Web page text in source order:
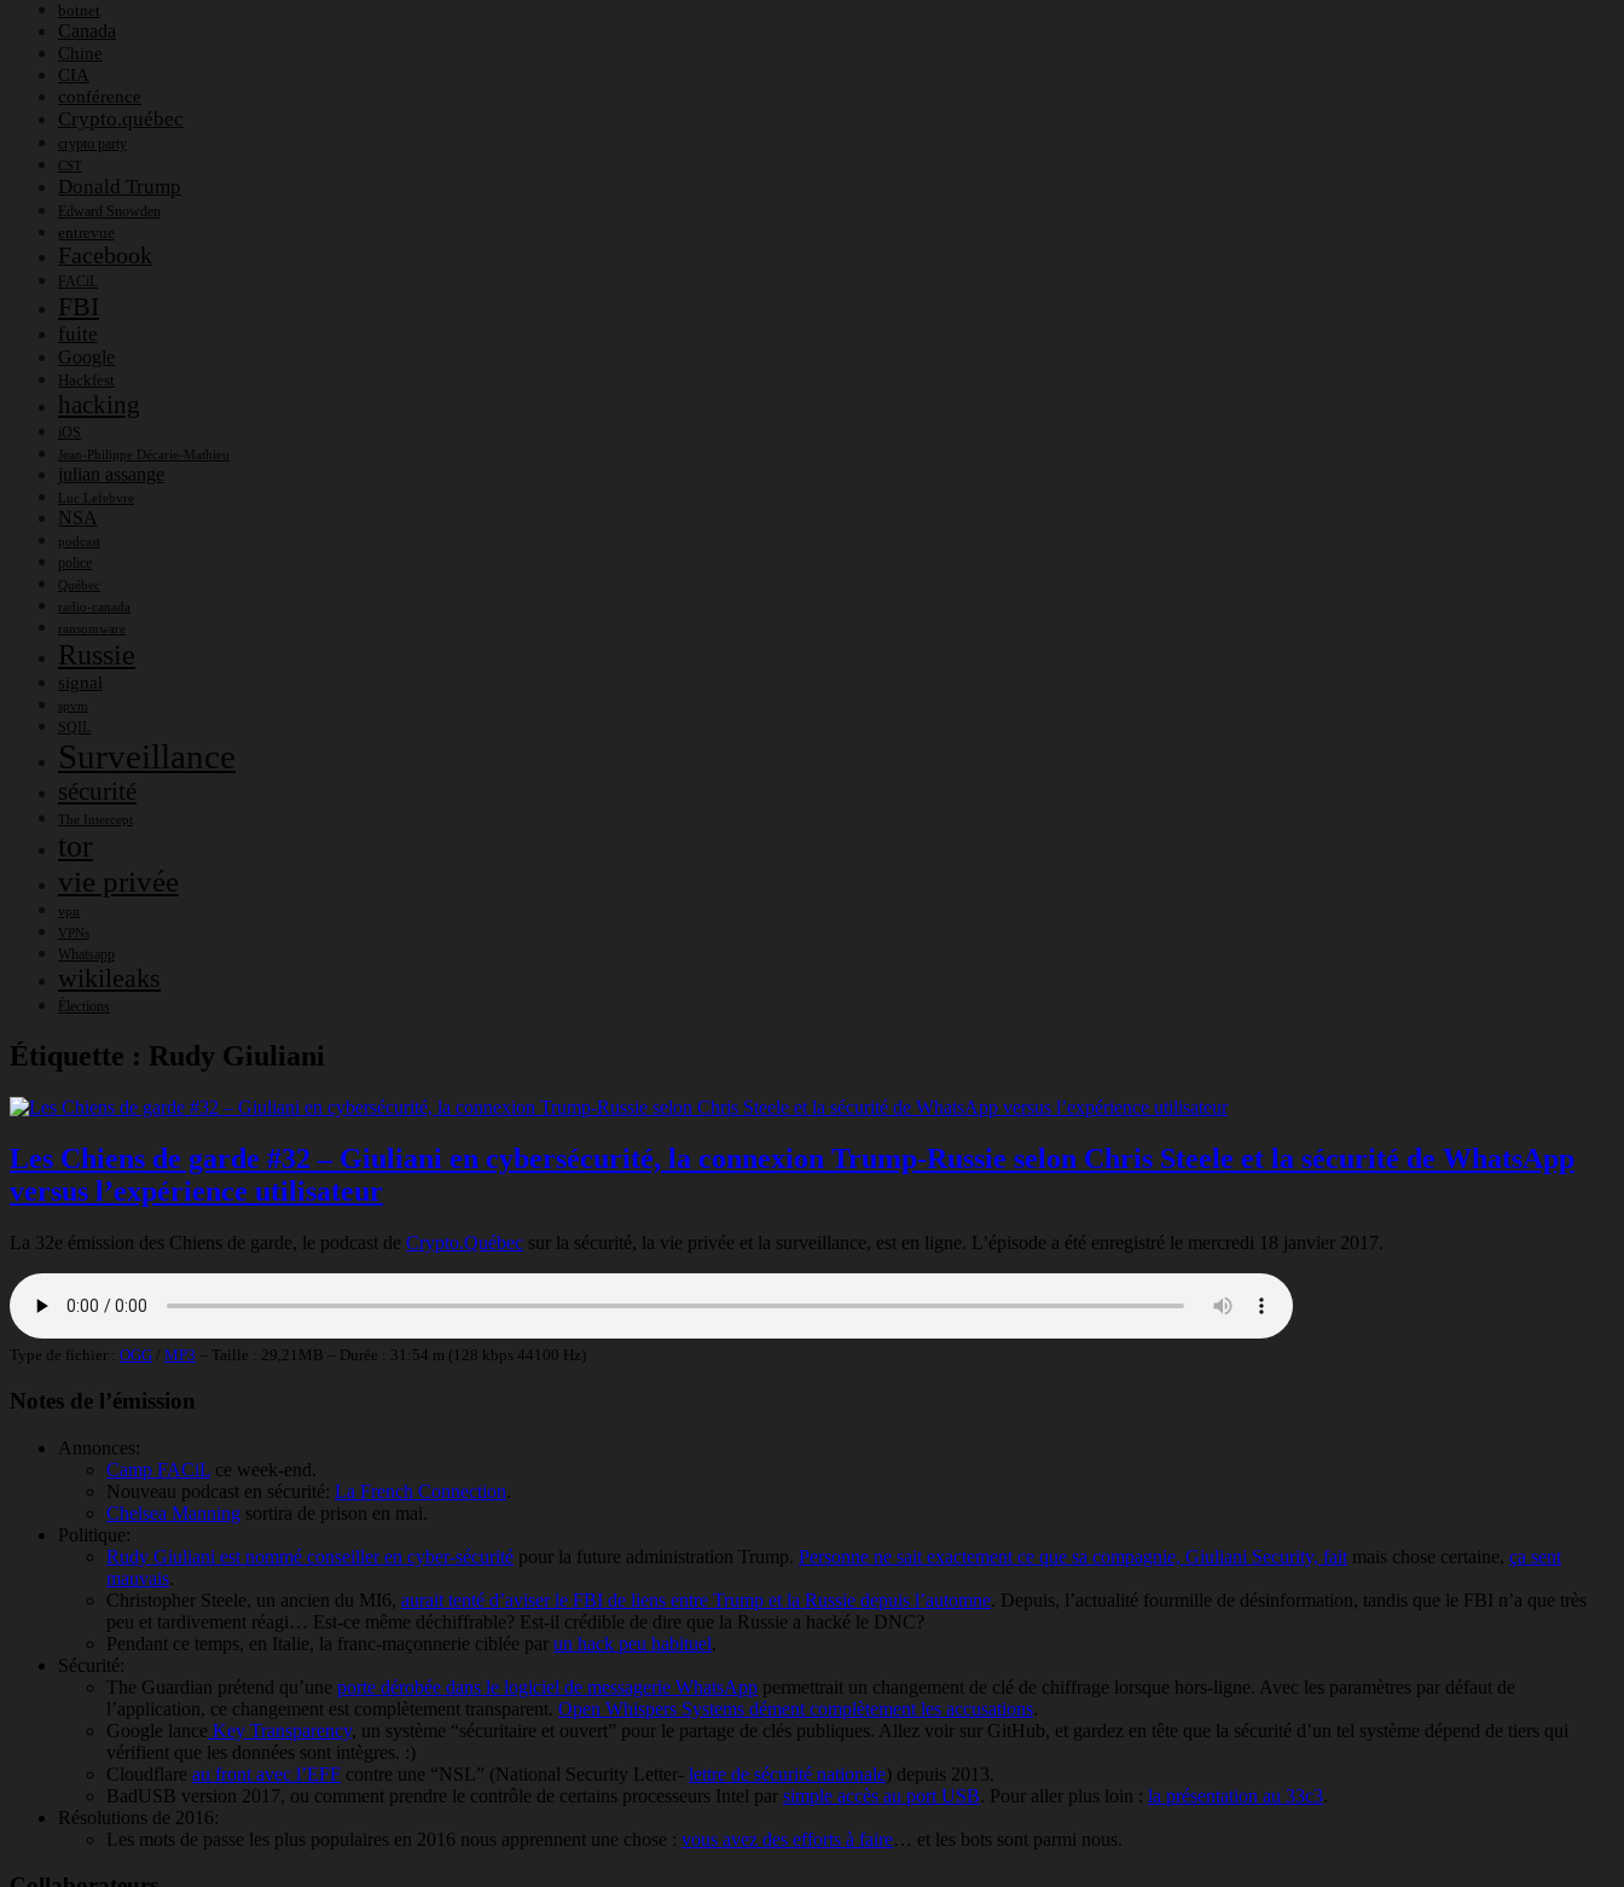
botnet
Canada
Chine
CIA
conférence
Crypto.québec
crypto party
CST
Donald Trump
Edward Snowden
entrevue
Facebook
FACiL
FBI
fuite
Google
Hackfest
hacking
iOS
Jean-Philippe Décarie-Mathieu
julian assange
Luc Lefebvre
NSA
podcast
police
Québec
radio-canada
ransomware
Russie
signal
spvm
SQIL
Surveillance
sécurité
The Intercept
tor
vie privée
vpn
VPNs
Whatsapp
wikileaks
Élections
Étiquette : Rudy Giuliani
Les Chiens de garde #32 – Giuliani en cybersécurité, la connexion Trump-Russie selon Chris Steele et la sécurité de WhatsApp
versus l’expérience utilisateur
La 32e émission des Chiens de garde, le podcast de Crypto.Québec sur la sécurité, la vie privée et la surveillance, est en ligne. L’épisode a été enregistré le mercredi 18 janvier 2017.
Type de fichier : OGG MP3 – Taille : 29,21MB – Durée : 31:54 m (128 kbps 44100 Hz)
Notes de l’émission
Annonces:
Camp FACiL ce week-end.
Nouveau podcast en sécurité: La French Connection.
Chelsea Manning sortira de prison en mai.
Politique:
Rudy Giuliani est nommé conseiller en cyber-sécurité pour la future administration Trump. Personne ne sait exactement ce que sa compagnie, Giuliani Security, fait mais chose certaine, ça sent
mauvais.
Christopher Steele, un ancien du MI6, aurait tenté d’aviser le FBI de liens entre Trump et la Russie depuis l’automne. Depuis, l’actualité fourmille de désinformation, tandis que le FBI n’a que très
peu et tardivement réagi… Est-ce même déchiffrable? Est-il crédible de dire que la Russie a hacké le DNC?
Pendant ce temps, en Italie, la franc-maçonnerie ciblée par un hack peu habituel.
Sécurité:
The Guardian prétend qu’une porte dérobée dans le logiciel de messagerie WhatsApp permettrait un changement de clé de chiffrage lorsque hors-ligne. Avec les paramètres par défaut de
l’application, ce changement est complètement transparent. Open Whispers Systems dément complètement les accusations.
Google lance Key Transparency, un système “sécuritaire et ouvert” pour le partage de clés publiques. Allez voir sur GitHub, et gardez en tête que la sécurité d’un tel système dépend de tiers qui
vérifient que les données sont intègres. :)
Cloudflare au front avec l’EFF contre une “NSL” (National Security Letter- lettre de sécurité nationale) depuis 2013.
BadUSB version 2017, ou comment prendre le contrôle de certains processeurs Intel par simple accès au port USB. Pour aller plus loin : la présentation au 33c3.
Résolutions de 2016:
Les mots de passe les plus populaires en 2016 nous apprennent une chose : vous avez des efforts à faire… et les bots sont parmi nous.